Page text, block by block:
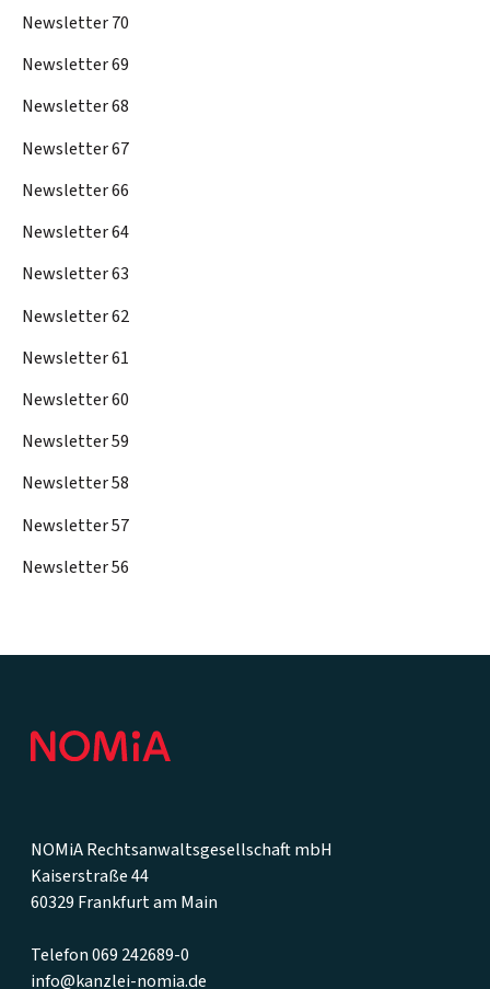
Newsletter 70
Newsletter 69
Newsletter 68
Newsletter 67
Newsletter 66
Newsletter 64
Newsletter 63
Newsletter 62
Newsletter 61
Newsletter 60
Newsletter 59
Newsletter 58
Newsletter 57
Newsletter 56
NOMiA Rechtsanwaltsgesellschaft mbH
Kaiserstraße 44
60329 Frankfurt am Main
Telefon 069 242689-0
info@kanzlei-nomia.de